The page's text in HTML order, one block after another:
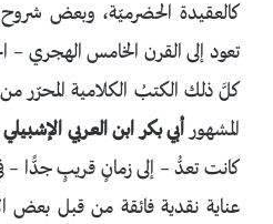
كالعقيدة الحضرميّة، وبعض شروح
تعود إلى القرن الخامس الهجري –
كلَّ ذلك الكتبُ الكلامية المحرّر من
المشهورأبي بكر ابن العربي الإشبيلي
كانت تعدُّ – إلى زمانٍ قريبٍ جدًّا –
عناية نقدية فائقة من قبل بعض